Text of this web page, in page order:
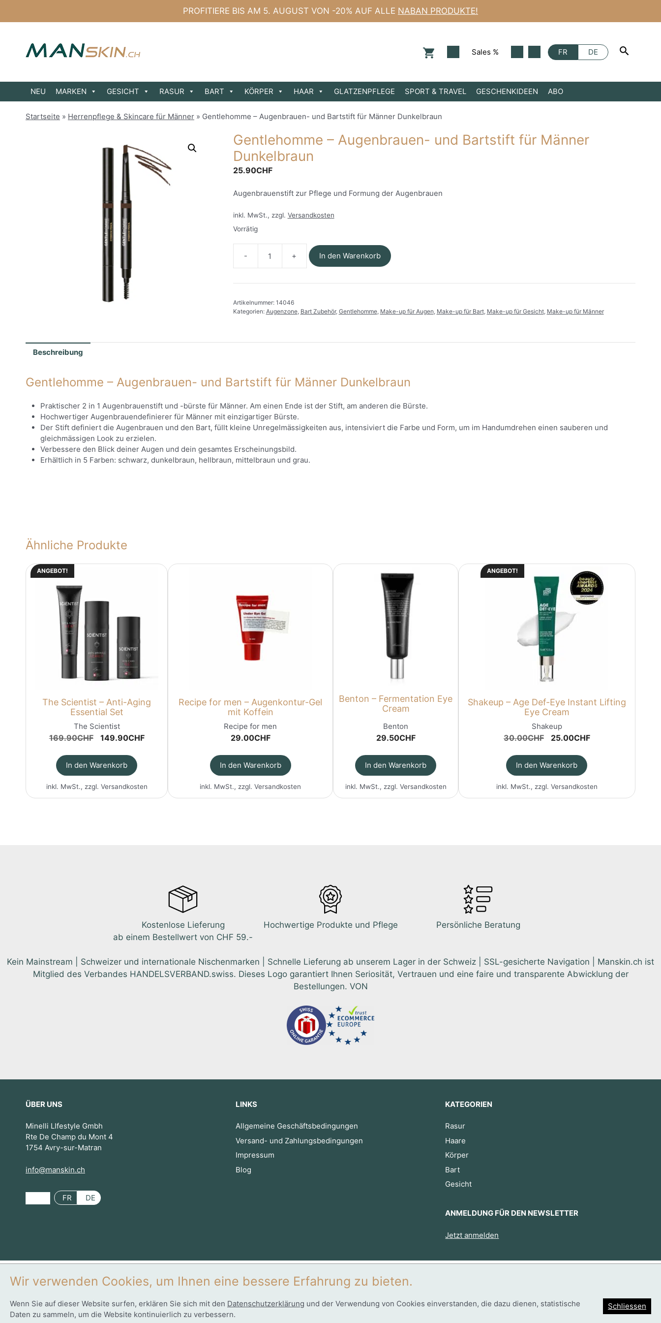
PROFITIERE BIS AM 5. AUGUST VON -20% AUF ALLE NABAN PRODUKTE!
Sales % FR DE
NEU MARKEN GESICHT RASUR BART KÖRPER HAAR GLATZENPFLEGE SPORT & TRAVEL GESCHENKIDEEN ABO
Startseite » Herrenpflege & Skincare für Männer » Gentlehomme – Augenbrauen- und Bartstift für Männer Dunkelbraun
Gentlehomme – Augenbrauen- und Bartstift für Männer
Dunkelbraun
25.90CHF
Augenbrauenstift zur Pflege und Formung der Augenbrauen
inkl. MwSt., zzgl. Versandkosten
Vorrätig
Gentlehomme
-
Augenbrauen-
Bartstift
für
In den Warenkorb
Artikelnummer: 14046
Kategorien: Augenzone, Bart Zubehör, Gentlehomme, Make-up für Augen, Make-up für Bart, Make-up für Gesicht, Make-up für Männer
Beschreibung
Gentlehomme – Augenbrauen- und Bartstift für Männer Dunkelbraun
Praktischer 2 in 1 Augenbrauenstift und -bürste für Männer. Am einen Ende ist der Stift, am anderen die Bürste.
Hochwertiger Augenbrauendefinierer für Männer mit einzigartiger Bürste.
Der Stift definiert die Augenbrauen und den Bart, füllt kleine Unregelmässigkeiten aus, intensiviert die Farbe und Form, um im Handumdrehen einen sauberen und
gleichmässigen Look zu erzielen.
Verbessere den Blick deiner Augen und dein gesamtes Erscheinungsbild.
Erhältlich in 5 Farben: schwarz, dunkelbraun, hellbraun, mittelbraun und grau.
Ähnliche Produkte
ANGEBOT!
The Scientist – Anti-Aging
Essential Set
The Scientist
169.90CHF
Ursprünglicher
war:
169.90CHF
149.90CHFAktueller
In den Warenkorb
inkl. MwSt., zzgl. Versandkosten
Recipe for men – Augenkontur-Gel
mit Koffein
Recipe for men
29.00CHF
In den Warenkorb
inkl. MwSt., zzgl.Versandkosten
Benton – Fermentation Eye
Cream
Benton
29.50CHF
In den Warenkorb
inkl. MwSt., zzgl. Versandkosten
ANGEBOT!
Shakeup – Age Def-Eye Instant Lifting
Eye Cream
Shakeup
30.00CHF
Ursprünglicher
war:
30.00CHF
25.00CHFAktueller
In den Warenkorb
inkl. MwSt., zzgl. Versandkosten
Kostenlose Lieferung
ab einem Bestellwert von CHF 59.-
Hochwertige Produkte und Pflege Persönliche Beratung
Kein Mainstream | Schweizer und internationale Nischenmarken | Schnelle Lieferung ab unserem Lager in der Schweiz | SSL-gesicherte Navigation | Manskin.ch ist
Mitglied des Verbandes HANDELSVERBAND.swiss. Dieses Logo garantiert Ihnen Seriosität, Vertrauen und eine faire und transparente Abwicklung der
Bestellungen. VON
ÜBER UNS
Minelli LIfestyle Gmbh
Rte De Champ du Mont 4
1754 Avry-sur-Matran
info@manskin.ch
FR DE
LINKS
Allgemeine Geschäftsbedingungen
Versand- und Zahlungsbedingungen
Impressum
Blog
KATEGORIEN
Rasur
Haare
Körper
Bart
Gesicht
ANMELDUNG FÜR DEN NEWSLETTER
Jetzt anmelden
Bartstift
Dunkelbraun
Menge
Alle Preise inkl. der gesetzlichen MwSt.
0
Wir verwenden Cookies, um Ihnen eine bessere Erfahrung zu bieten.
Wenn Sie auf dieser Website surfen, erklären Sie sich mit den Datenschutzerklärung und der Verwendung von Cookies einverstanden, die dazu dienen, statistische
Daten zu sammeln, um die Website kontinuierlich zu verbessern.
Schliessen
Trouver mon produit